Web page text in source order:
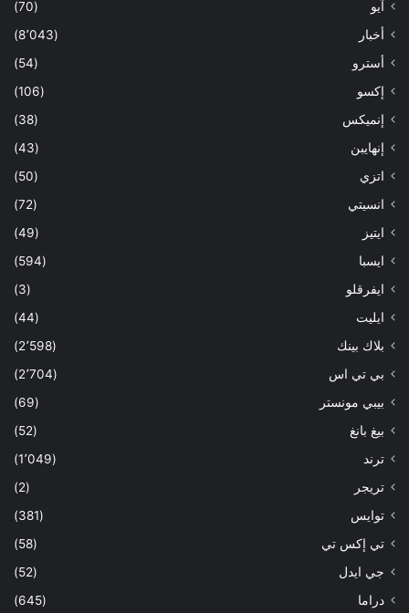
آيو
(70)
أخبار
(8٬043)
أسترو
(54)
إكسو
(106)
إنميكس
(38)
إنهايبن
(43)
اتزي
(50)
انسيتي
(72)
ايتيز
(49)
ايسبا
(594)
ايفرقلو
(3)
ايليت
(44)
بلاك بينك
(2٬598)
بي تي اس
(2٬704)
بيبي مونستر
(69)
بيغ بانغ
(52)
ترند
(1٬049)
تريجر
(2)
توايس
(381)
تي إكس تي
(58)
جي ايدل
(52)
دراما
(645)